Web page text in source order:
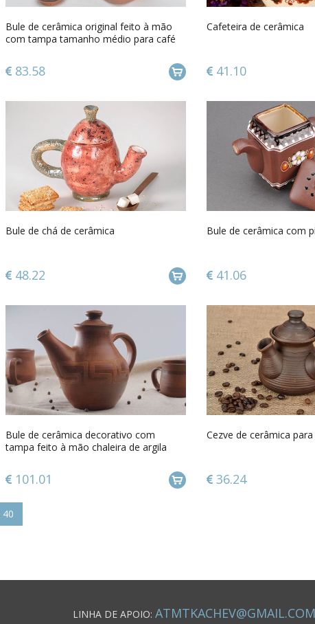
Bule de cerâmica original feito à mão
com tampa tamanho médio para café
83.58
Cafeteira de cerâmica
41.10
Bule de chá de cerâmica
48.22
Bule de cerâmica com
41.06
Bule de cerâmica decorativo com
tampa feito à mão chaleira de argila
101.01
Cezve de cerâmica
36.24
40
LINHA DE APOIO: ATMTKACHEV@GMAIL.COM